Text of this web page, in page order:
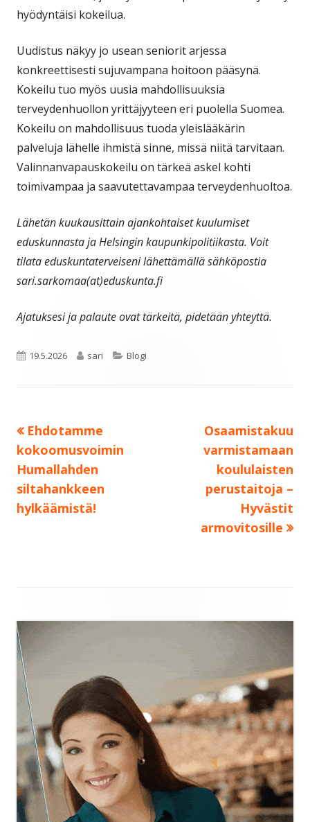
hyödyntäisi kokeilua.
Uudistus näkyy jo usean seniorit arjessa
konkreettisesti sujuvampana hoitoon pääsynä.
Kokeilu tuo myös uusia mahdollisuuksia
terveydenhuollon yrittäjyyteen eri puolella Suomea.
Kokeilu on mahdollisuus tuoda yleislääkärin
palveluja lähelle ihmistä sinne, missä niitä tarvitaan.
Valinnanvapauskokeilu on tärkeä askel kohti
toimivampaa ja saavutettavampaa terveydenhuoltoa.
Lähetän kuukausittain ajankohtaiset kuulumiset
eduskunnasta ja Helsingin kaupunkipolitiikasta. Voit
tilata eduskuntaterveiseni lähettämällä sähköpostia
sari.sarkomaa(at)eduskunta.fi
Ajatuksesi ja palaute ovat tärkeitä, pidetään yhteyttä.
Julkaistu
19.5.2026 Kirjoittaja
sari Kategoriat
Blogi
Artikkelien
selaus
Edellinen:
Ehdotamme
kokoomusvoimin
Humallahden
siltahankkeen
hylkäämistä!
Seuraava:
Osaamistakuu
varmistamaan
koululaisten
perustaitoja –
Hyvästit
armovitosille
Sivupalkki